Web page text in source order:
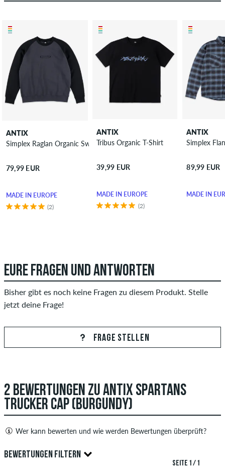
ANTIX
Simplex Raglan Organic Sweatshirt
79,99 EUR
MADE IN EUROPE
(2)
ANTIX
Tribus Organic T-Shirt
39,99 EUR
MADE IN EUROPE
(2)
ANTIX
Simplex
89,99 EUR
MADE IN
EURE FRAGEN UND ANTWORTEN
Bisher gibt es noch keine Fragen zu diesem Produkt. Stelle
jetzt deine Frage!
FRAGE STELLEN
2 BEWERTUNGEN ZU ANTIX SPARTANS
TRUCKER CAP (BURGUNDY)
Wer kann bewerten und wie werden Bewertungen überprüft?
Nur Personen mit einem skatedeluxe Kundenkonto können
Bewertungen abgeben. Diese werden erst nach unserer
BEWERTUNGEN FILTERN
SEITE 1 / 1